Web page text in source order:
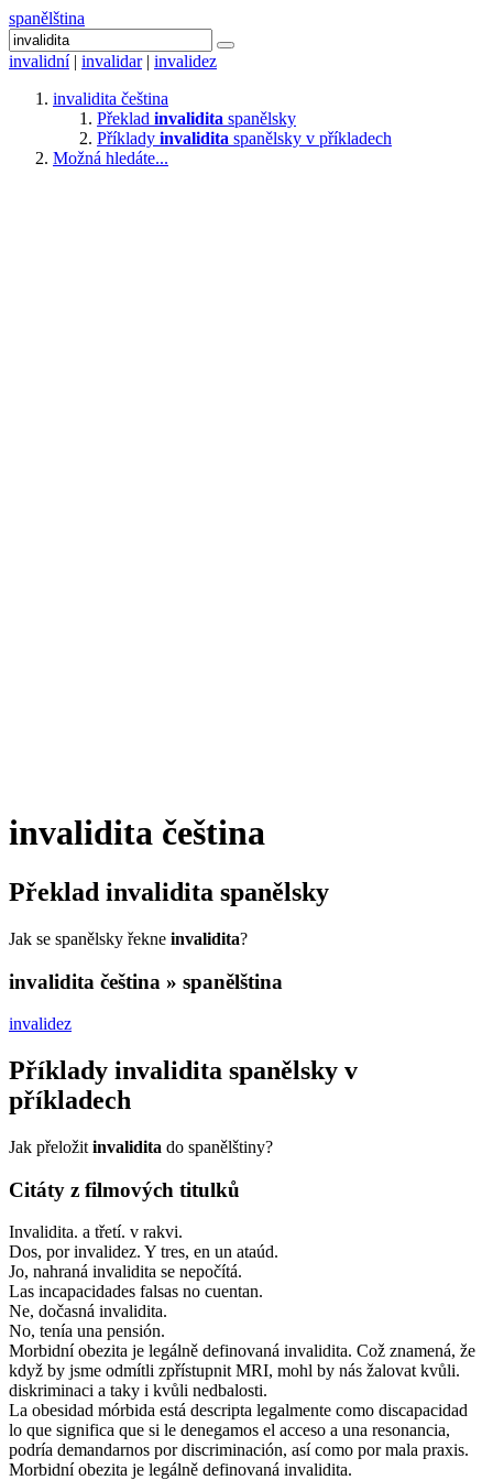
spanělština
invalidní | invalidar | invalidez
invalidita čeština
Překlad invalidita spanělsky
Příklady invalidita spanělsky v příkladech
Možná hledáte...
invalidita čeština
Překlad invalidita spanělsky
Jak se spanělsky řekne invalidita?
invalidita čeština » spanělština
invalidez
Příklady invalidita spanělsky v
příkladech
Jak přeložit invalidita do spanělštiny?
Citáty z filmových titulků
Invalidita. a třetí. v rakvi.
Dos, por invalidez. Y tres, en un ataúd.
Jo, nahraná invalidita se nepočítá.
Las incapacidades falsas no cuentan.
Ne, dočasná invalidita.
No, tenía una pensión.
Morbidní obezita je legálně definovaná invalidita. Což znamená, že
když by jsme odmítli zpřístupnit MRI, mohl by nás žalovat kvůli.
diskriminaci a taky i kvůli nedbalosti.
La obesidad mórbida está descripta legalmente como discapacidad
lo que significa que si le denegamos el acceso a una resonancia,
podría demandarnos por discriminación, así como por mala praxis.
Morbidní obezita je legálně definovaná invalidita.